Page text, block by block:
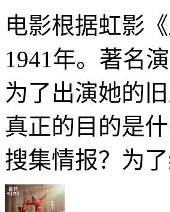
电影根据虹影
1941年。著名
为了出演她的
真正的目的是
搜集情报？为